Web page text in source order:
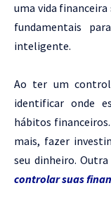
uma vida financeira
fundamentais
inteligente.
Ao ter um
identificar onde
hábitos
mais, fazer
seu dinheiro.
controlar suas